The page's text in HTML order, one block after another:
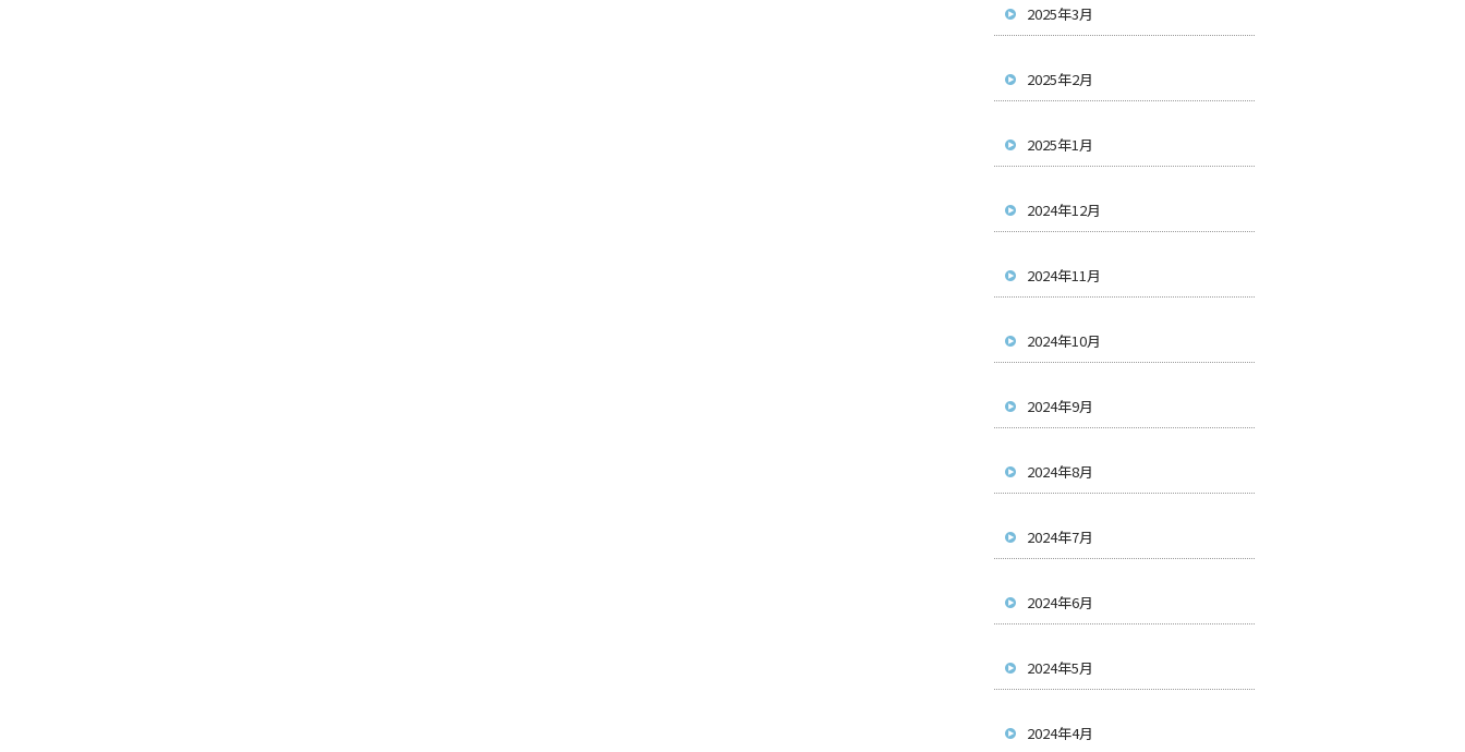
2025年3月
2025年2月
2025年1月
2024年12月
2024年11月
2024年10月
2024年9月
2024年8月
2024年7月
2024年6月
2024年5月
2024年4月